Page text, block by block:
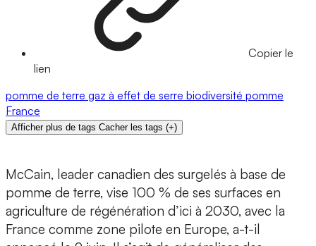
Copier le
lien
pomme de terre gaz à effet de serre biodiversité pomme
France
Afficher plus de tags Cacher les tags (+)
McCain, leader canadien des surgelés à base de
pomme de terre, vise 100 % de ses surfaces en
agriculture de régénération d’ici à 2030, avec la
France comme zone pilote en Europe, a-t-il